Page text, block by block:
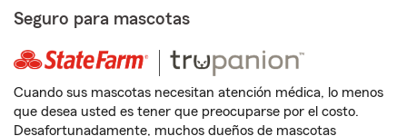
Seguro para mascotas
Cuando sus mascotas necesitan atención médica, lo menos
que desea usted es tener que preocuparse por el costo.
Desafortunadamente, muchos dueños de mascotas